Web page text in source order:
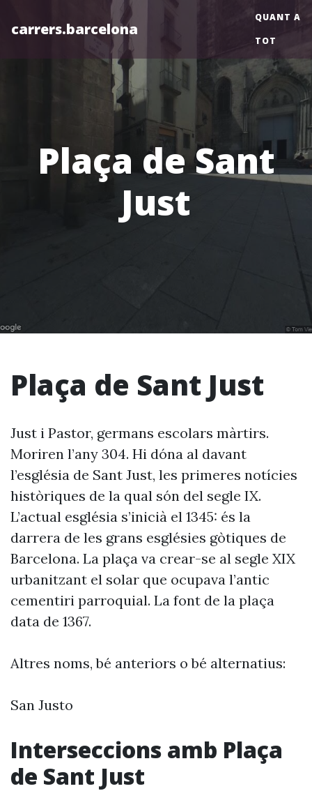
carrers.barcelona
QUANT A
TOT
Plaça de Sant
Just
Plaça de Sant Just
Just i Pastor, germans escolars màrtirs.
Moriren l’any 304. Hi dóna al davant
l’església de Sant Just, les primeres notícies
històriques de la qual són del segle IX.
L’actual església s’inicià el 1345: és la
darrera de les grans esglésies gòtiques de
Barcelona. La plaça va crear-se al segle XIX
urbanitzant el solar que ocupava l’antic
cementiri parroquial. La font de la plaça
data de 1367.
Altres noms, bé anteriors o bé alternatius:
San Justo
Interseccions amb Plaça
de Sant Just